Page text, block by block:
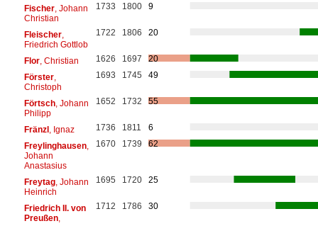
Fischer, Johann
Christian
1733 1800 9
Fleischer,
Friedrich Gottlob
1722 1806 20
Flor, Christian 1626 1697
20
Förster,
Christoph
1693 1745 49
Förtsch, Johann
Philipp
1652 1732 55
Fränzl, Ignaz 1736 1811
6
Freylinghausen,
Johann
Anastasius
1670 1739 62
Freytag, Johann
Heinrich
1695 1720 25
Friedrich II. von
Preußen,
1712 1786 30